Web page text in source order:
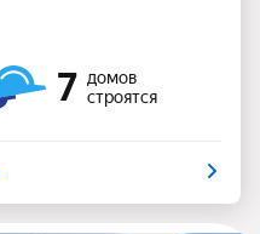
7 домов
строятся